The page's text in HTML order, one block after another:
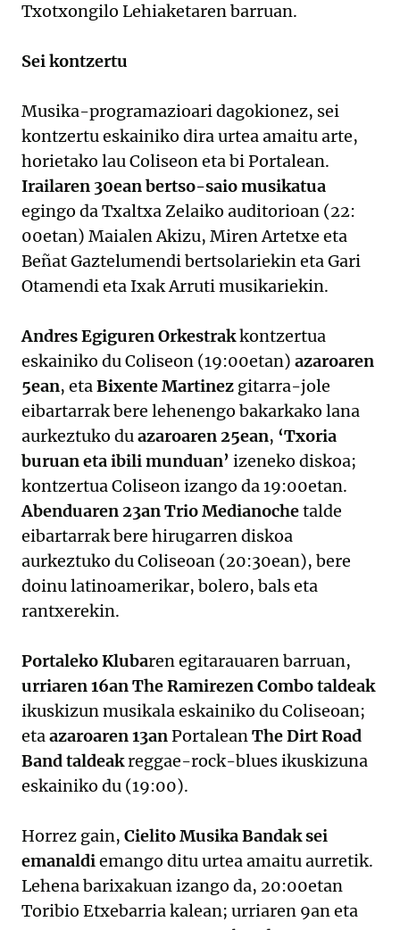
Txotxongilo Lehiaketaren barruan.
Sei kontzertu
Musika-programazioari dagokionez, sei
kontzertu eskainiko dira urtea amaitu arte,
horietako lau Coliseon eta bi Portalean.
Irailaren 30ean bertso-saio musikatua
egingo da Txaltxa Zelaiko auditorioan (22:
00etan) Maialen Akizu, Miren Artetxe eta
Beñat Gaztelumendi bertsolariekin eta Gari
Otamendi eta Ixak Arruti musikariekin.
Andres Egiguren Orkestrakkontzertua
eskainiko du Coliseon (19:00etan) azaroaren
5ean, etaBixente Martinez gitarra-jole
eibartarrak bere lehenengo bakarkako lana
aurkeztuko duazaroaren 25ean, ‘Txoria
buruan eta ibili munduan’ izeneko diskoa;
kontzertua Coliseon izango da 19:00etan.
Abenduaren 23an Trio Medianochetalde
eibartarrak bere hirugarren diskoa
aurkeztuko du Coliseoan (20:30ean), bere
doinu latinoamerikar, bolero, bals eta
rantxerekin.
Portaleko Klubaren egitarauaren barruan,
urriaren 16anThe Ramirezen Combo taldeak
ikuskizun musikala eskainiko du Coliseoan;
etaazaroaren 13anPortaleanThe Dirt Road
Band taldeakreggae-rock-blues ikuskizuna
eskainiko du (19:00).
Horrez gain, Cielito Musika Bandak sei
emanaldiemango ditu urtea amaitu aurretik.
Lehena barixakuan izango da, 20:00etan
Toribio Etxebarria kalean; urriaren 9an eta